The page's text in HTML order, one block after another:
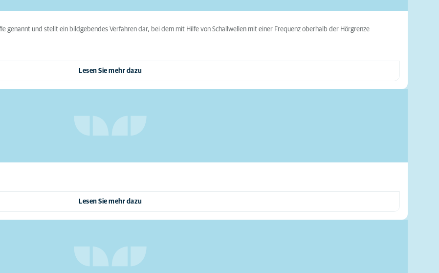
genannt und stellt ein bildgebendes Verfahren dar, bei dem mit Hilfe von Schallwellen mit einer Frequenz oberhalb der Hörgrenze
Lesen Sie mehr dazu
Lesen Sie mehr dazu